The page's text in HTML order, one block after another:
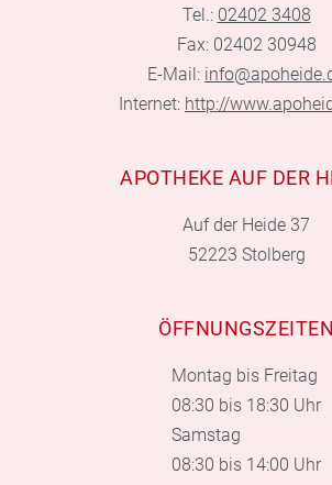
Tel.: 02402 3408
Fax: 02402 30948
E-Mail:
Internet: http://
APOTHEKE AUF DER
Auf der Heide 37
52223 Stolberg
ÖFFNUNGSZEITEN
Montag bis Freitag
08:30 bis 18:30 Uhr
Samstag
08:30 bis 14:00 Uhr